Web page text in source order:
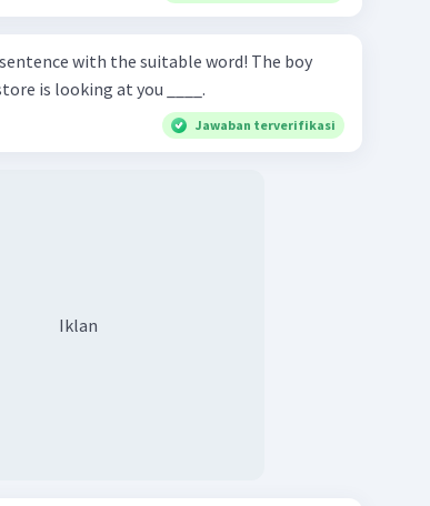
with the suitable word! The boy
is looking at you ____.
Jawaban terverifikasi
Iklan